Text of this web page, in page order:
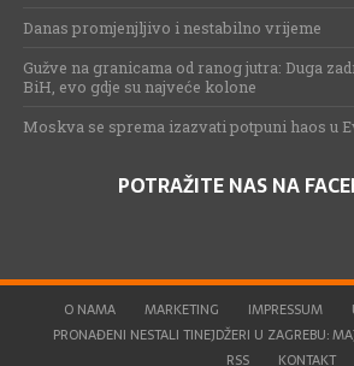
Danas promjenjljivo i nestabilno vrijeme
Gužve na granicama od ranog jutra: Duga
BiH, evo gdje su najveće kolone
Moskva se sprema izazvati potpuni haos u
POTRAŽITE NAS NA
O NAMA MARKETING IMPRESSUM
PRONAĐENI NESTALI TINEJDŽERI U ZAGREBU:
RSS
KONTAKT